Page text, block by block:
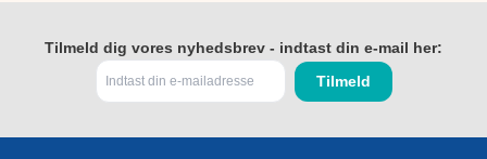
Tilmeld dig vores nyhedsbrev - indtast din e-mail her: